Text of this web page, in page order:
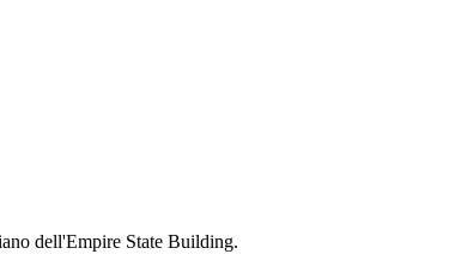
dell'Empire State Building.